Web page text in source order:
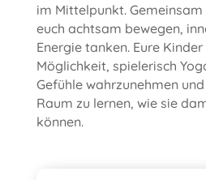
im Mittelpunkt.
euch achtsam bewegen,
Energie tanken. Eure
Möglichkeit, spielerisch
Gefühle wahrzunehmen
Raum zu lernen, wie sie
können.